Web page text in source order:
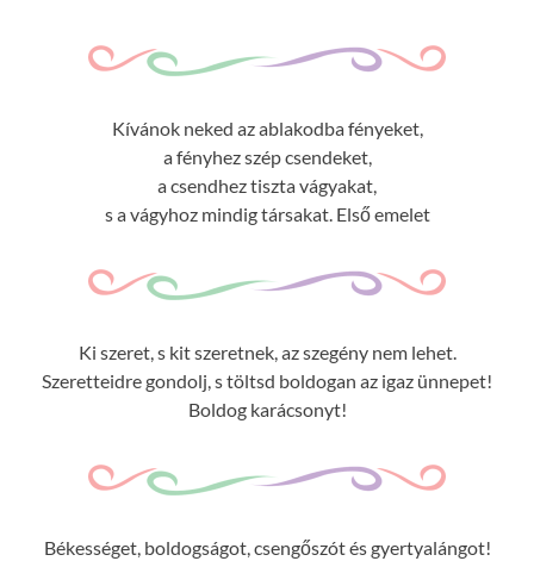
Kívánok neked az ablakodba fényeket,
a fényhez szép csendeket,
a csendhez tiszta vágyakat,
s a vágyhoz mindig társakat. Első emelet
Ki szeret, s kit szeretnek, az szegény nem lehet.
Szeretteidre gondolj, s töltsd boldogan az igaz ünnepet!
Boldog karácsonyt!
Békességet, boldogságot, csengőszót és gyertyalángot!